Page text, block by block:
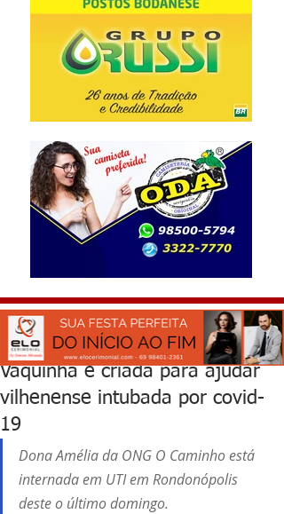
Vaquinha é criada para ajudar
vilhenense intubada por covid-
19
Dona Amélia da ONG O Caminho está
internada em UTI em Rondonópolis
deste o último domingo.